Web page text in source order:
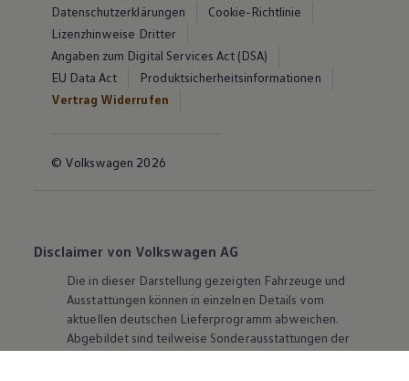
Datenschutzerklärungen
Cookie-Richtlinie
Lizenzhinweise Dritter
Angaben zum Digital Services Act (DSA)
EU Data Act
Produktsicherheitsinformationen
Vertrag Widerrufen
© Volkswagen 2026
Disclaimer von Volkswagen AG
Die in dieser Darstellung gezeigten Fahrzeuge und
Ausstattungen können in einzelnen Details vom
aktuellen deutschen Lieferprogramm abweichen.
Abgebildet sind teilweise Sonderausstattungen der